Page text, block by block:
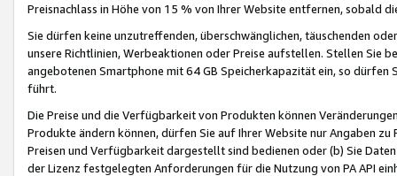
Preisnachlass in Höhe von 15 % von Ihrer Website entfernen, sobald
Sie dürfen keine unzutreffenden, überschwänglichen, täuschenden
unsere Richtlinien, Werbeaktionen oder Preise aufstellen. Stellen Sie
angebotenen Smartphone mit 64 GB Speicherkapazität ein, so dürfen
führt.
Die Preise und die Verfügbarkeit von Produkten können
Produkte ändern können, dürfen Sie auf Ihrer Website nur Angaben
Preisen und Verfügbarkeit dargestellt sind bedienen oder (b) Sie
der Lizenz festgelegten Anforderungen für die Nutzung von PA API